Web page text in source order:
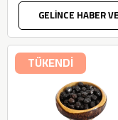
GELİNCE HABER
TÜKENDİ